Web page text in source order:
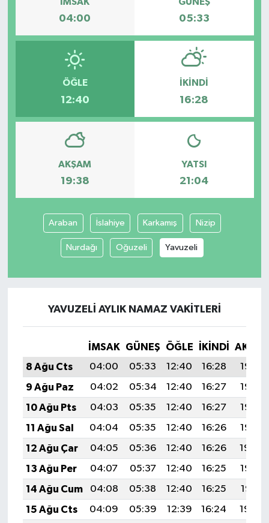
04:00 05:33
ÖĞLE
12:40
İKINDI
16:28
AKŞAM
19:38
YATSI
21:04
Araban İslahiye Karkamış Nizip
Nurdağı Oğuzeli Yavuzeli
YAVUZELI AYLIK NAMAZ VAKITLERI
İMSAK GÜNEŞ ÖĞLE İKINDI
8 Ağu Cts
04:00 05:33 12:40 16:28
19:38
9 Ağu Paz
04:02 05:34 12:40 16:27
19:37
10 Ağu Pts
04:03 05:35 12:40 16:27
19:36
11 Ağu Sal
04:04 05:35 12:40 16:26
19:35
12 Ağu Çar
04:05 05:36 12:40 16:26
19:34
13 Ağu Per
04:07 05:37 12:40 16:25
19:32
14 Ağu Cum
04:08 05:38 12:40 16:25
19:31
15 Ağu Cts
04:09 05:39 12:39 16:24
19:30